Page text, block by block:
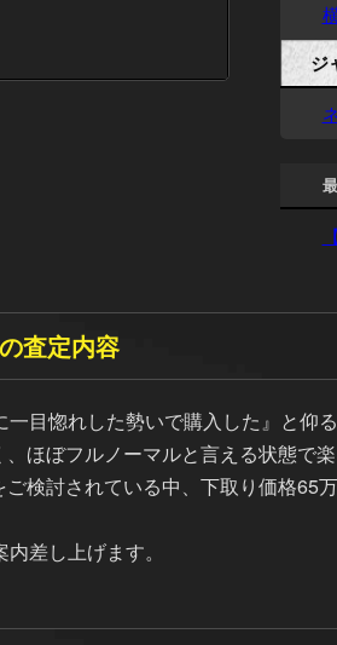
ジ
査定内容
目惚れした勢いで購入した』と仰
ほぼフルノーマルと言える状態で
検討されている中、下取り価格65
差し上げます。